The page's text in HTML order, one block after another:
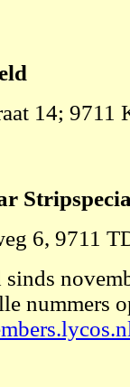
14; 9711
6, 9711
sinds
nummers